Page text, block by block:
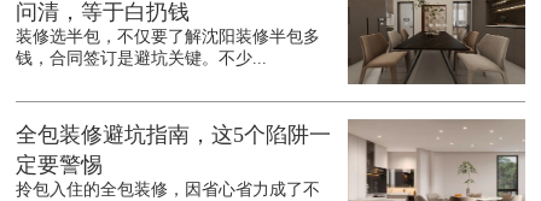
问清，等于白扔钱
装修选半包，不仅要了解沈阳装修半包多
钱，合同签订是避坑关键。不少...
全包装修避坑指南，这5个陷阱一
定要警惕
拎包入住的全包装修，因省心省力成了不